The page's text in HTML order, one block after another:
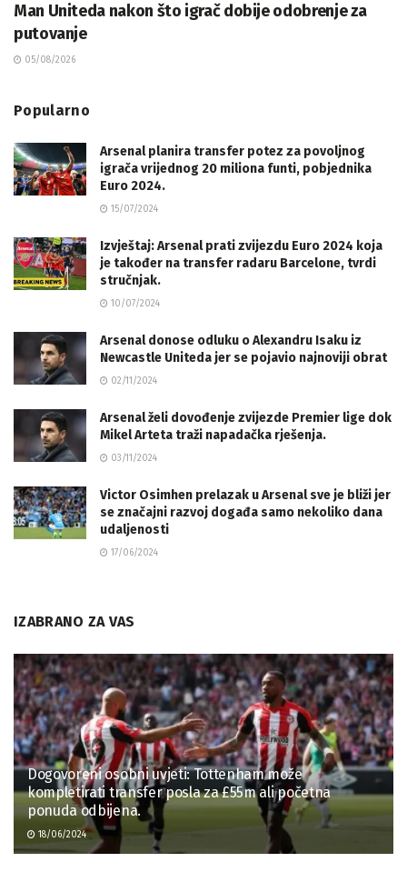
Man Uniteda nakon što igrač dobije odobrenje za
putovanje
05/08/2026
Popularno
Arsenal planira transfer potez za povoljnog
igrača vrijednog 20 miliona funti, pobjednika
Euro 2024.
15/07/2024
Izvještaj: Arsenal prati zvijezdu Euro 2024 koja
je također na transfer radaru Barcelone, tvrdi
stručnjak.
10/07/2024
Arsenal donose odluku o Alexandru Isaku iz
Newcastle Uniteda jer se pojavio najnoviji obrat
02/11/2024
Arsenal želi dovođenje zvijezde Premier lige dok
Mikel Arteta traži napadačka rješenja.
03/11/2024
Victor Osimhen prelazak u Arsenal sve je bliži jer
se značajni razvoj događa samo nekoliko dana
udaljenosti
17/06/2024
IZABRANO ZA VAS
Dogovoreni osobni uvjeti: Tottenham može
kompletirati transfer posla za £55m ali početna
ponuda odbijena.
18/06/2024